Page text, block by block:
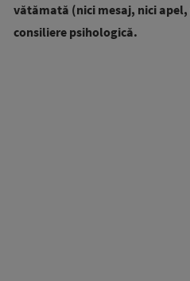
vătămată (nici mesaj, nici
consiliere psihologică.